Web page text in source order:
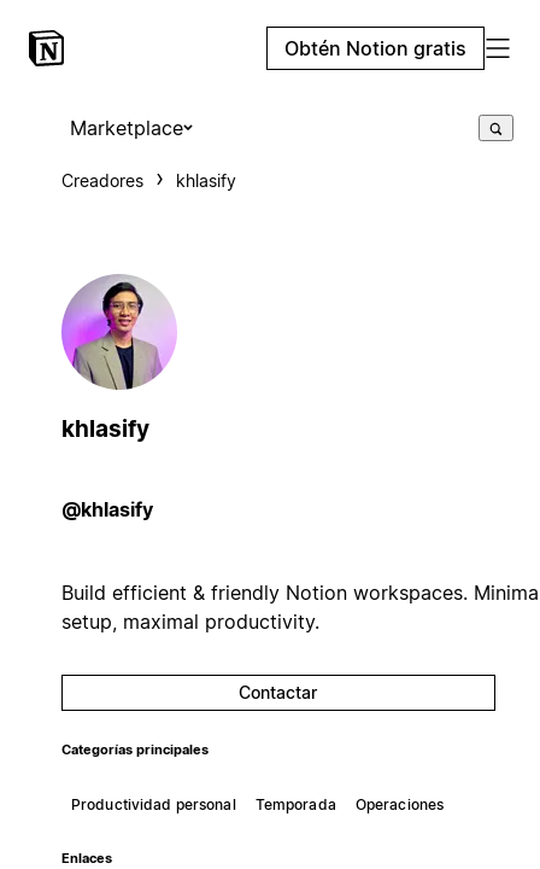
Obtén Notion gratis
Marketplace
Creadores khlasify
khlasify
@khlasify
Build efficient & friendly Notion workspaces.
setup, maximal productivity.
Contactar
Categorías principales
Productividad personal Temporada Operaciones
Enlaces